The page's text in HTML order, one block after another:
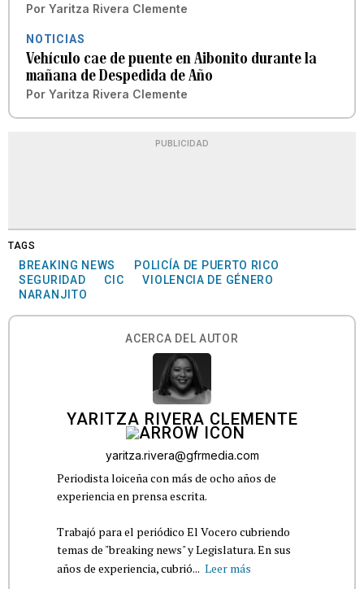
Por Yaritza Rivera Clemente
NOTICIAS
Vehículo cae de puente en Aibonito durante la
mañana de Despedida de Año
Por Yaritza Rivera Clemente
PUBLICIDAD
TAGS
BREAKING NEWS
POLICÍA DE PUERTO RICO
SEGURIDAD
CIC
VIOLENCIA DE GÉNERO
NARANJITO
ACERCA DEL AUTOR
YARITZA RIVERA CLEMENTE
yaritza.rivera@gfrmedia.com
Periodista loiceña con más de ocho años de
experiencia en prensa escrita.
Trabajó para el periódico El Vocero cubriendo
temas de "breaking news" y Legislatura. En sus
años de experiencia, cubrió... Leer más